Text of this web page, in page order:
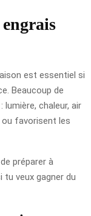
est essentiel si
Beaucoup de
lumière, chaleur, air
favorisent les
préparer à
tu veux gagner du